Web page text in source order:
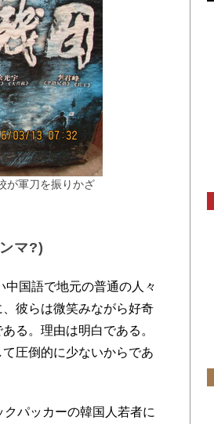
が軍刀を振りかざ
マ?)
国語で地元の普通の人々
彼らは微笑みながら好奇
る。理由は明白である。
圧倒的に少ないからであ
パッカーの韓国人若者に